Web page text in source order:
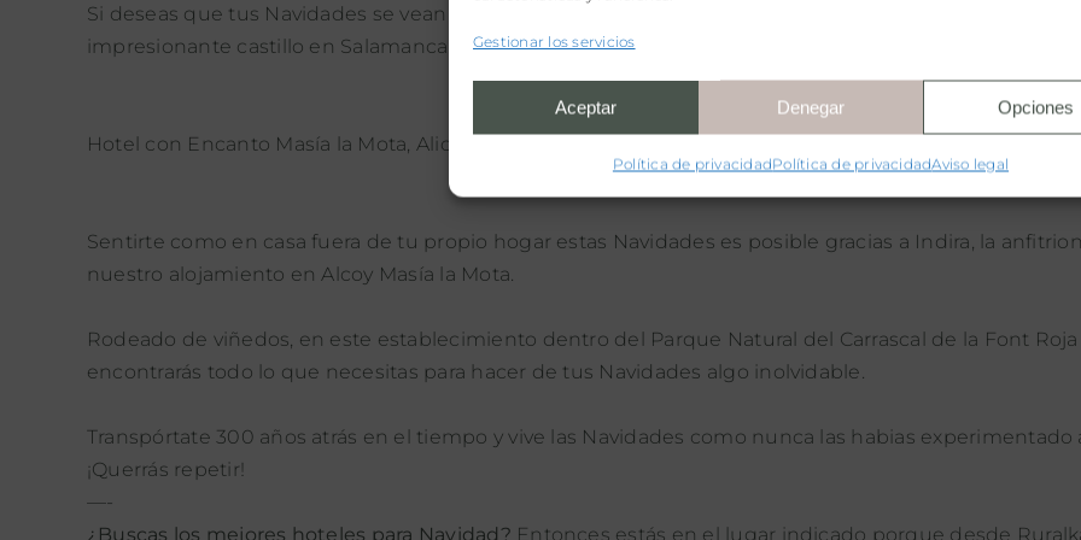
Gestionar los servicios
Aceptar Denegar Opciones
Política de privacidadPolítica de privacidadAviso legal
Si deseas que tus Navidades se vean envueltas de magia y misterio medieval no te puedes perder
impresionante castillo en Salamanca.
Hotel con Encanto Masía la Mota, Alicante, Valencia
Sentirte como en casa fuera de tu propio hogar estas Navidades es posible gracias a Indira, la
nuestro alojamiento en Alcoy Masía la Mota.
Rodeado de viñedos, en este establecimiento dentro del Parque Natural del Carrascal de la Font Roja
encontrarás todo lo que necesitas para hacer de tus Navidades algo inolvidable.
Transpórtate 300 años atrás en el tiempo y vive las Navidades como nunca las habias experimentado
¡Querrás repetir!
—-
¿Buscas los mejores hoteles para Navidad? Entonces estás en el lugar indicado porque desde